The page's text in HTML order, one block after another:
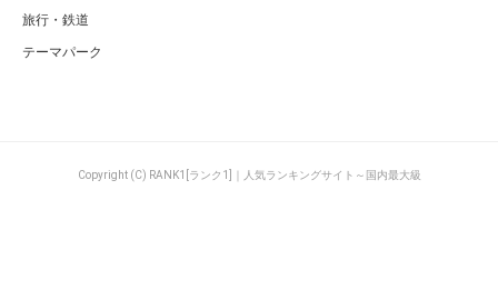
旅行・鉄道
テーマパーク
Copyright (C) RANK1[ランク1]｜人気ランキングサイト～国内最大級